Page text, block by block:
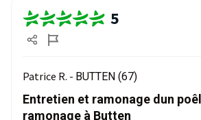
5
Patrice R. - BUTTEN (67)
Entretien et ramonage dun
ramonage à Butten